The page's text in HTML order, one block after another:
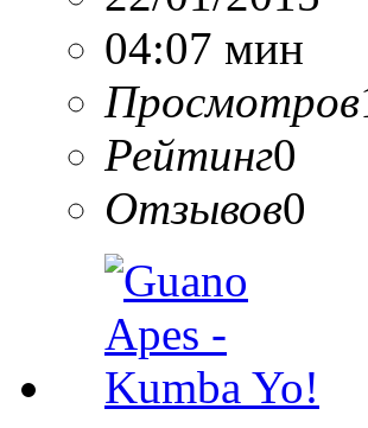
04:07 мин
Просмотров
Рейтинг0
Отзывов0